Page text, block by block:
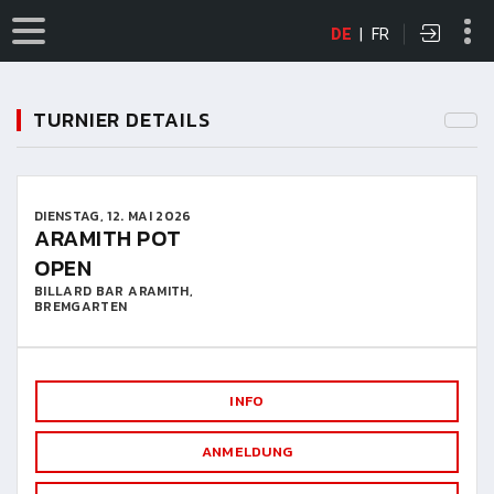
DE | FR
TURNIER DETAILS
DIENSTAG, 12. MAI 2026
ARAMITH POT
OPEN
BILLARD BAR ARAMITH,
BREMGARTEN
INFO
ANMELDUNG